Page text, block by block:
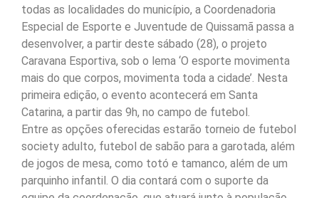
todas as localidades do município, a Coordenadoria
Especial de Esporte e Juventude de Quissamã passa a
desenvolver, a partir deste sábado (28), o projeto
Caravana Esportiva, sob o lema ‘O esporte movimenta
mais do que corpos, movimenta toda a cidade’. Nesta
primeira edição, o evento acontecerá em Santa
Catarina, a partir das 9h, no campo de futebol.
Entre as opções oferecidas estarão torneio de futebol
society adulto, futebol de sabão para a garotada, além
de jogos de mesa, como totó e tamanco, além de um
parquinho infantil. O dia contará com o suporte da